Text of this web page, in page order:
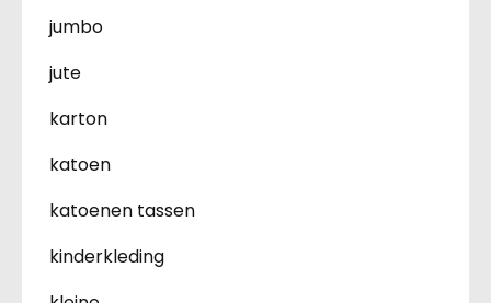
jumbo
jute
karton
katoen
katoenen tassen
kinderkleding